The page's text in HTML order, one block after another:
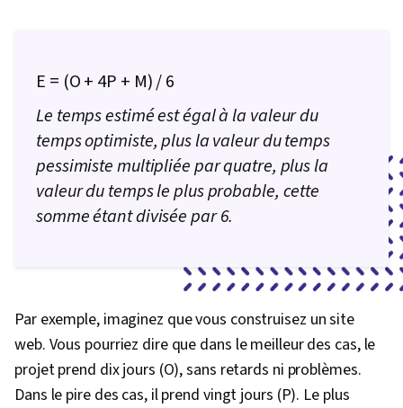
E = (O + 4P + M) / 6
Le temps estimé est égal à la valeur du
temps optimiste, plus la valeur du temps
pessimiste multipliée par quatre, plus la
valeur du temps le plus probable, cette
somme étant divisée par 6.
Par exemple, imaginez que vous construisez un site
web. Vous pourriez dire que dans le meilleur des cas, le
projet prend dix jours (O), sans retards ni problèmes.
Dans le pire des cas, il prend vingt jours (P). Le plus